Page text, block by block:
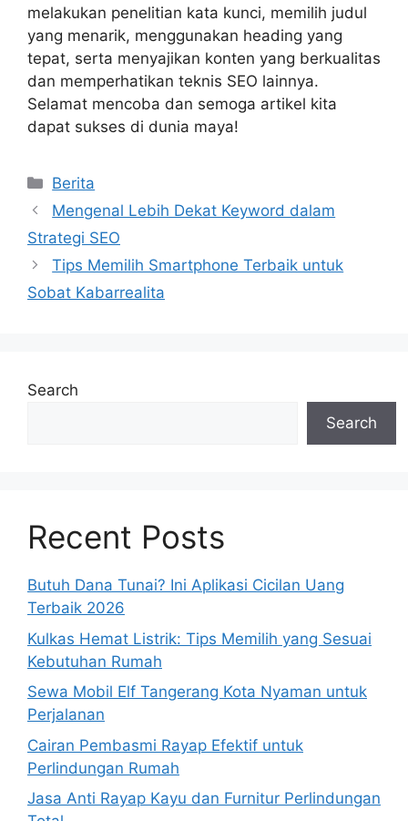
melakukan penelitian kata kunci, memilih judul
yang menarik, menggunakan heading yang
tepat, serta menyajikan konten yang berkualitas
dan memperhatikan teknis SEO lainnya.
Selamat mencoba dan semoga artikel kita
dapat sukses di dunia maya!
Categories
Berita
Mengenal Lebih Dekat Keyword dalam
Strategi SEO
Tips Memilih Smartphone Terbaik untuk
Sobat Kabarrealita
Search
Search
Recent Posts
Butuh Dana Tunai? Ini Aplikasi Cicilan Uang
Terbaik 2026
Kulkas Hemat Listrik: Tips Memilih yang Sesuai
Kebutuhan Rumah
Sewa Mobil Elf Tangerang Kota Nyaman untuk
Perjalanan
Cairan Pembasmi Rayap Efektif untuk
Perlindungan Rumah
Jasa Anti Rayap Kayu dan Furnitur Perlindungan